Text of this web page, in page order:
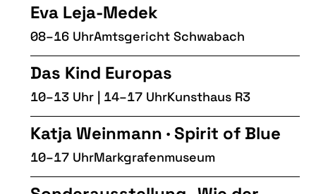
Eva Leja-Medek
08–16 UhrAmtsgericht Schwabach
Das Kind Europas
10–13 Uhr | 14–17 UhrKunsthaus R3
Katja Weinmann · Spirit of Blue
10–17 UhrMarkgrafenmuseum